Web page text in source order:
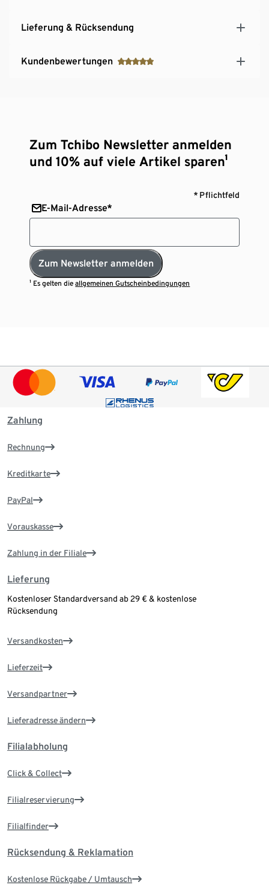
Lieferung & Rücksendung
Kundenbewertungen
Zum Tchibo Newsletter anmelden
und 10% auf viele Artikel sparen¹
* Pflichtfeld
E-Mail-Adresse*
Zum Newsletter anmelden
¹ Es gelten dieallgemeinen Gutscheinbedingungen
Zahlung
Rechnung
Kreditkarte
PayPal
Vorauskasse
Zahlung in der Filiale
Lieferung
Kostenloser Standardversand ab 29 € & kostenlose
Rücksendung
Versandkosten
Lieferzeit
Versandpartner
Lieferadresse ändern
Filialabholung
Click & Collect
Filialreservierung
Filialfinder
Rücksendung & Reklamation
Kostenlose Rückgabe / Umtausch